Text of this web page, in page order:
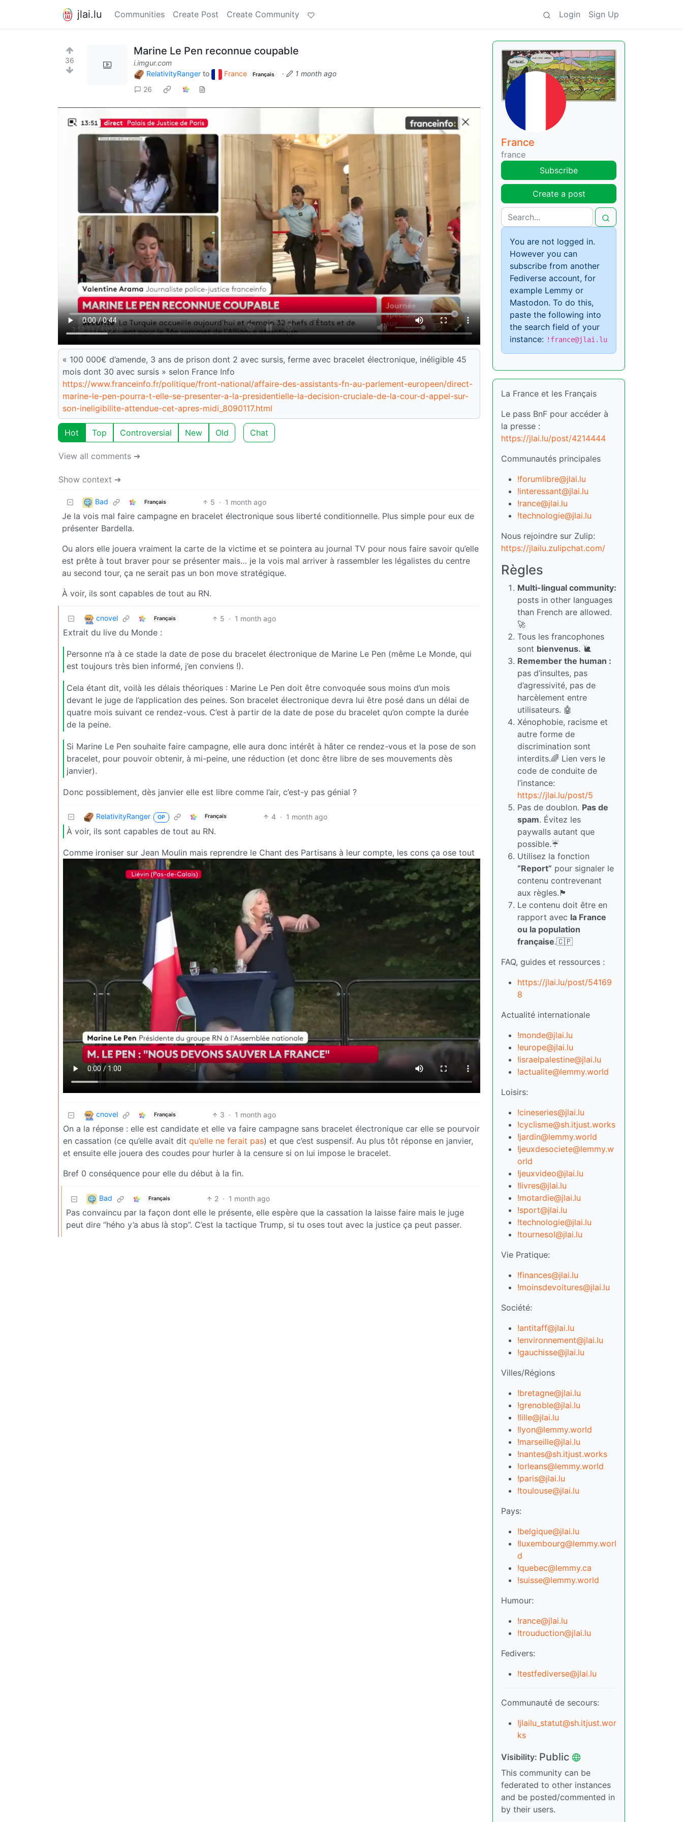
jlai.lu Communities Create Post Create Community Login Sign Up
36
Marine Le Pen reconnue coupable
i.imgur.com
RelativityRanger to France Français ·
1 month ago
26
« 100 000€ d’amende, 3 ans de prison dont 2 avec sursis, ferme avec bracelet électronique, inéligible 45
mois dont 30 avec sursis » selon France Info
https://www.franceinfo.fr/politique/front-national/affaire-des-assistants-fn-au-parlement-europeen/direct-
marine-le-pen-pourra-t-elle-se-presenter-a-la-presidentielle-la-decision-cruciale-de-la-cour-d-appel-sur-
son-ineligibilite-attendue-cet-apres-midi_8090117.html
Hot Top Controversial New Old Chat
View all comments ➔
Show context ➔
Bad Français 5 · 1 month ago
Je la vois mal faire campagne en bracelet électronique sous liberté conditionnelle. Plus simple pour eux de
présenter Bardella.
Ou alors elle jouera vraiment la carte de la victime et se pointera au journal TV pour nous faire savoir qu’elle
est prête à tout braver pour se présenter mais… je la vois mal arriver à rassembler les légalistes du centre
au second tour, ça ne serait pas un bon move stratégique.
À voir, ils sont capables de tout au RN.
cnovel Français 5 · 1 month ago
Extrait du live du Monde :
Personne n’a à ce stade la date de pose du bracelet électronique de Marine Le Pen (même Le Monde, qui
est toujours très bien informé, j’en conviens !).
Cela étant dit, voilà les délais théoriques : Marine Le Pen doit être convoquée sous moins d’un mois
devant le juge de l’application des peines. Son bracelet électronique devra lui être posé dans un délai de
quatre mois suivant ce rendez-vous. C’est à partir de la date de pose du bracelet qu’on compte la durée
de la peine.
Si Marine Le Pen souhaite faire campagne, elle aura donc intérêt à hâter ce rendez-vous et la pose de son
bracelet, pour pouvoir obtenir, à mi-peine, une réduction (et donc être libre de ses mouvements dès
janvier).
Donc possiblement, dès janvier elle est libre comme l’air, c’est-y pas génial ?
RelativityRanger OP Français 4 · 1 month ago
À voir, ils sont capables de tout au RN.
Comme ironiser sur Jean Moulin mais reprendre le Chant des Partisans à leur compte, les cons ça ose tout
cnovel Français 3 · 1 month ago
On a la réponse : elle est candidate et elle va faire campagne sans bracelet électronique car elle se pourvoir
en cassation (ce qu’elle avait dit qu’elle ne ferait pas) et que c’est suspensif. Au plus tôt réponse en janvier,
et ensuite elle jouera des coudes pour hurler à la censure si on lui impose le bracelet.
Bref 0 conséquence pour elle du début à la fin.
Bad Français 2 · 1 month ago
Pas convaincu par la façon dont elle le présente, elle espère que la cassation la laisse faire mais le juge
peut dire “hého y’a abus là stop”. C’est la tactique Trump, si tu oses tout avec la justice ça peut passer.
France
france
Subscribe
Create a post
You are not logged in.
However you can
subscribe from another
Fediverse account, for
example Lemmy or
Mastodon. To do this,
paste the following into
the search field of your
instance: !france@jlai.lu
La France et les Français
Le pass BnF pour accéder à
la presse :
https://jlai.lu/post/4214444
Communautés principales
!forumlibre@jlai.lu
!interessant@jlai.lu
!rance@jlai.lu
!technologie@jlai.lu
Nous rejoindre sur Zulip:
https://jlailu.zulipchat.com/
Règles
Multi-lingual community:
posts in other languages
than French are allowed.
🚀
Tous les francophones
sont bienvenus. 🐌
Remember the human :
pas d’insultes, pas
d’agressivité, pas de
harcèlement entre
utilisateurs. 🤖
Xénophobie, racisme et
autre forme de
discrimination sont
interdits.🌈 Lien vers le
code de conduite de
l’instance:
https://jlai.lu/post/5
Pas de doublon. Pas de
spam. Évitez les
paywalls autant que
possible.☔
Utilisez la fonction
“Report” pour signaler le
contenu contrevenant
aux règles.🏴
Le contenu doit être en
rapport avec la France
ou la population
française.🇨🇵
FAQ, guides et ressources :
https://jlai.lu/post/54169
8
Actualité internationale
!monde@jlai.lu
!europe@jlai.lu
!israelpalestine@jlai.lu
!actualite@lemmy.world
Loisirs:
!cineseries@jlai.lu
!cyclisme@sh.itjust.works
!jardin@lemmy.world
!jeuxdesociete@lemmy.w
orld
!jeuxvideo@jlai.lu
!livres@jlai.lu
!motardie@jlai.lu
!sport@jlai.lu
!technologie@jlai.lu
!tournesol@jlai.lu
Vie Pratique:
!finances@jlai.lu
!moinsdevoitures@jlai.lu
Société:
!antitaff@jlai.lu
!environnement@jlai.lu
!gauchisse@jlai.lu
Villes/Régions
!bretagne@jlai.lu
!grenoble@jlai.lu
!lille@jlai.lu
!lyon@lemmy.world
!marseille@jlai.lu
!nantes@sh.itjust.works
!orleans@lemmy.world
!paris@jlai.lu
!toulouse@jlai.lu
Pays:
!belgique@jlai.lu
!luxembourg@lemmy.worl
d
!quebec@lemmy.ca
!suisse@lemmy.world
Humour:
!rance@jlai.lu
!trouduction@jlai.lu
Fedivers:
!testfediverse@jlai.lu
Communauté de secours:
!jlailu_statut@sh.itjust.wor
ks
Visibility: Public
This community can be
federated to other instances
and be posted/commented in
by their users.